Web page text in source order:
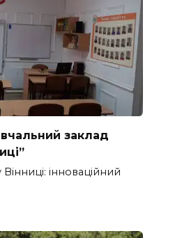
заклад
інноваційний